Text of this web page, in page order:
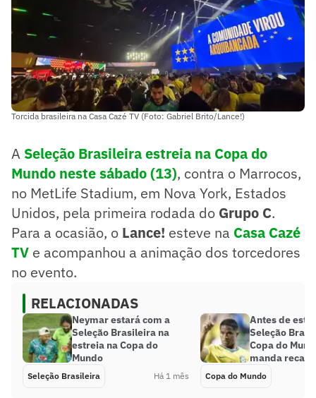
Torcida brasileira na Casa Cazé TV (Foto: Gabriel Brito/Lance!)
A Seleção Brasileira estreia na Copa do
Mundo neste sábado (13), contra o Marrocos,
no MetLife Stadium, em Nova York, Estados
Unidos, pela primeira rodada do Grupo C.
Para a ocasião, o Lance! esteve na Casa Cazé
TV e acompanhou a animação dos torcedores
no evento.
RELACIONADAS
Neymar estará com a
Seleção Brasileira na
estreia na Copa do
Mundo
Seleção Brasileira Há 1 mês
Antes de
Seleção
Copa do
manda recado
Copa do Mundo